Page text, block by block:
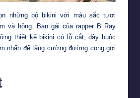
những bộ bikini với màu sắc tươi
và hồng. Bạn gái của rapper B Ray
thiết kế bikini có lỗ cắt, dây buộc
nhấn để tăng cường đường cong gợi